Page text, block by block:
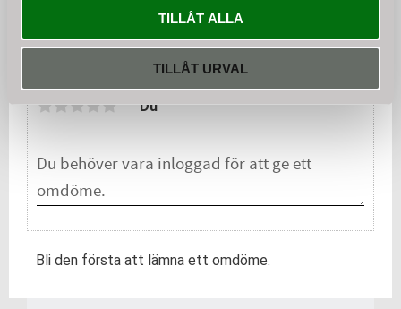
TILLÅT ALLA
TILLÅT URVAL
Du
Bli den första att lämna ett omdöme.